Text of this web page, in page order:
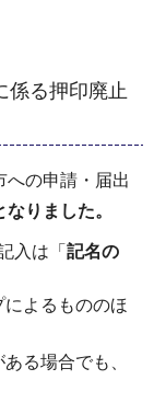
係る押印廃止
への申請・届出
りました。
⼊は「 記名の
よるもののほ
る場合でも、